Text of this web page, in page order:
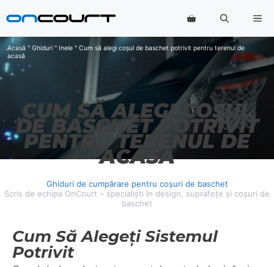
la
Acasă " Ghiduri " Inele " Cum să alegi coșul de baschet potrivit pentru terenul de
acasă
CUM SĂ ALEGI COȘUL
DE BASCHET POTRIVIT
PENTRU TERENUL DE
ACASĂ
Ghiduri de cumpărare pentru coșuri de baschet
Scris de echipa OnCourt – specialiști în design, suprafețe și coșuri de
baschet
Cum Să Alegeți Sistemul
Potrivit